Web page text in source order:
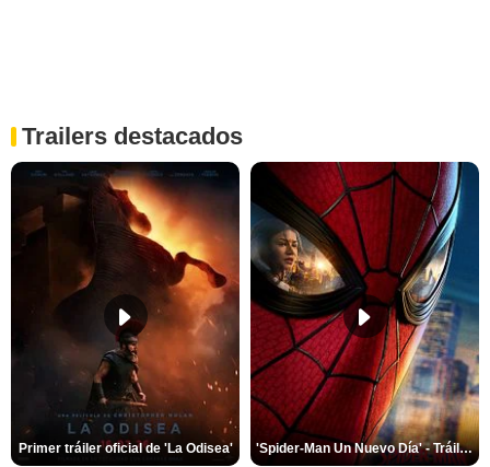
Trailers destacados
Primer tráiler oficial de 'La Odisea' 'Spider-Man Un Nuevo Día' - Tráiler oficial subtitulado